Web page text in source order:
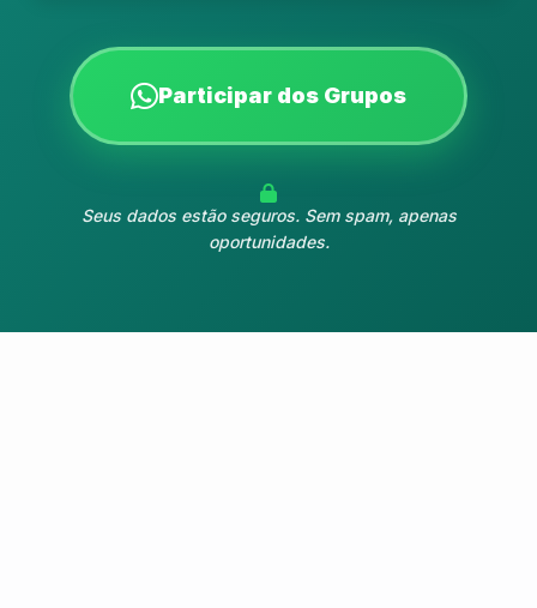
Participar dos Grupos
Seus dados estão seguros. Sem spam, apenas
oportunidades.